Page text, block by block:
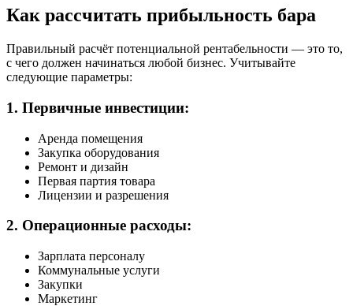
Как рассчитать прибыльность бара
Правильный расчёт потенциальной рентабельности — это то,
с чего должен начинаться любой бизнес. Учитывайте
следующие параметры:
1. Первичные инвестиции:
Аренда помещения
Закупка оборудования
Ремонт и дизайн
Первая партия товара
Лицензии и разрешения
2. Операционные расходы:
Зарплата персоналу
Коммунальные услуги
Закупки
Маркетинг